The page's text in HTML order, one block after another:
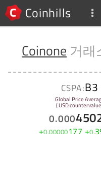
Coinhills
Coinone 거래
CSPA:B3
Global Price
( USD
0.000
+0.00000177 +0.